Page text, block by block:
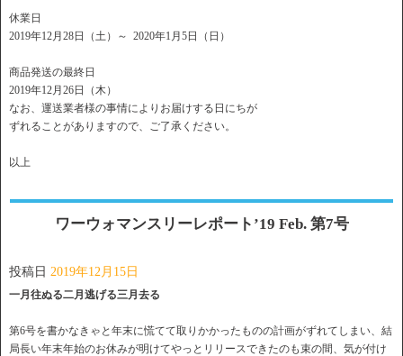
休業日
2019年12月28日（土）～ 2020年1月5日（日）
商品発送の最終日
2019年12月26日（木）
なお、運送業者様の事情によりお届けする日にちが
ずれることがありますので、ご了承ください。
以上
ワーウォマンスリーレポート’19 Feb. 第7号
投稿日 2019年12月15日
一月往ぬる二月逃げる三月去る
第6号を書かなきゃと年末に慌てて取りかかったものの計画がずれてしまい、結
局長い年末年始のお休みが明けてやっとリリースできたのも束の間、気が付け